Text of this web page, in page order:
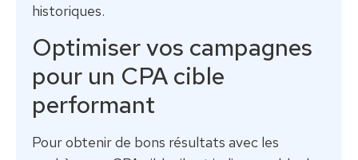
historiques.
Optimiser vos campagnes
pour un CPA cible
performant
Pour obtenir de bons résultats avec les